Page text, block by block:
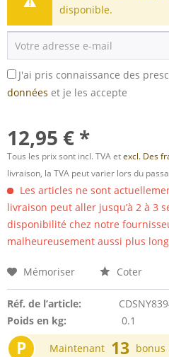
disponible.
J'ai pris connaissance des
données et je les accepte
12,95 € *
Tous les prix sont incl. TVA etexcl. Des
livraison, la TVA peut varier lors du
Les articles ne sont
livraison peut aller jusqu’à 2 à 3
disponibilité chez notre
malheureusement aussi plus
Mémoriser Coter
Réf. de l’article:
Poids en kg:
0.1
P Maintenant 13 bonus